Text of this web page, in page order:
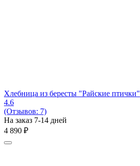
Хлебница из бересты "Райские птички"
4.6
(Отзывов: 7)
На заказ 7-14 дней
4 890 ₽